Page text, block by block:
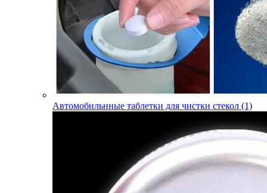
Автомобильнные таблетки для чистки стекол (1)